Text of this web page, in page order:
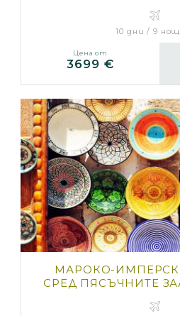
10 дни / 9
Цена от
3699 €
МАРОКО-
СРЕД ПЯСЪЧНИТЕ